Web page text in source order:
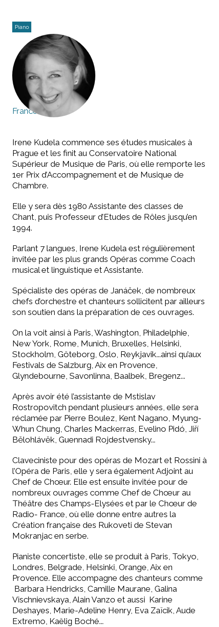
Piano
France
Irene Kudela commence ses études musicales à
Prague et les finit au Conservatoire National
Supérieur de Musique de Paris, où elle remporte les
1er Prix d’Accompagnement et de Musique de
Chambre.
Elle y sera dès 1980 Assistante des classes de
Chant, puis Professeur d’Etudes de Rôles jusqu’en
1994.
Parlant 7 langues, Irene Kudela est régulièrement
invitée par les plus grands Opéras comme Coach
musical et linguistique et Assistante.
Spécialiste des opéras de Janáček, de nombreux
chefs d’orchestre et chanteurs sollicitent par ailleurs
son soutien dans la préparation de ces ouvrages.
On la voit ainsi à Paris, Washington, Philadelphie,
New York, Rome, Munich, Bruxelles, Helsinki,
Stockholm, Göteborg, Oslo, Reykjavik...ainsi qu’aux
Festivals de Salzburg, Aix en Provence,
Glyndebourne, Savonlinna, Baalbek, Bregenz...
Après avoir été l’assistante de Mstislav
Rostropovitch pendant plusieurs années, elle sera
réclamée par Pierre Boulez, Kent Nagano, Myung-
Whun Chung, Charles Mackerras, Evelino Pidó, Jiří
Bělohlávěk, Guennadi Rojdestvensky...
Claveciniste pour des opéras de Mozart et Rossini à
l’Opéra de Paris, elle y sera également Adjoint au
Chef de Chœur. Elle est ensuite invitée pour de
nombreux ouvrages comme Chef de Chœur au
Théâtre des Champs-Elysées et par le Chœur de
Radio- France, où elle donne entre autres la
Création française des Rukoveti de Stevan
Mokranjac en serbe.
Pianiste concertiste, elle se produit à Paris, Tokyo,
Londres, Belgrade, Helsinki, Orange, Aix en
Provence. Elle accompagne des chanteurs comme
Barbara Hendricks, Camille Maurane, Galina
Vischnievskaya, Alain Vanzo et aussi Karine
Deshayes, Marie-Adeline Henry, Eva Zaïcik, Aude
Extremo, Kaëlig Boché...